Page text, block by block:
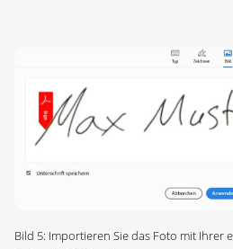
Bild 5: Importieren Sie das Foto mit Ihrer